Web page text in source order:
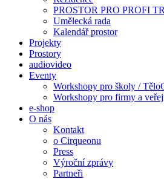
PROSTOR PRO PROFI
Umělecká rada
Kalendář prostor
Projekty
Prostory
audiovideo
Eventy
Workshopy pro školy /
Workshopy pro firmy a
e-shop
O nás
Kontakt
o Cirqueonu
Press
Výroční zprávy
Partneři